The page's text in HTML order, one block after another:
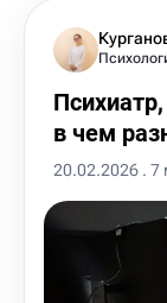
в чем
20.02.2026 . 7